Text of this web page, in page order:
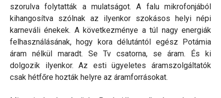
szorulva folytatták a mulatságot. A falu mikrofonjából
kihangosítva szólnak az ilyenkor szokásos helyi népi
karneváli énekek. A következménye a túl nagy energiák
felhasználásának, hogy kora délutántól egész Potámia
áram nélkül maradt. Se Tv csatorna, se áram. És ki
dolgozik ilyenkor. Az esti ügyeletes áramszolgáltatók
csak hétfőre hozták helyre az áramforrásokat.